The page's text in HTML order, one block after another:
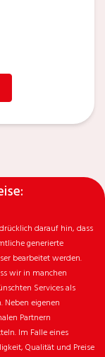
darauf hin, dass
generierte
bearbeitet werden.
wir in manchen
Services als
Neben eigenen
Partnern
Im Falle eines
Qualität und Preise